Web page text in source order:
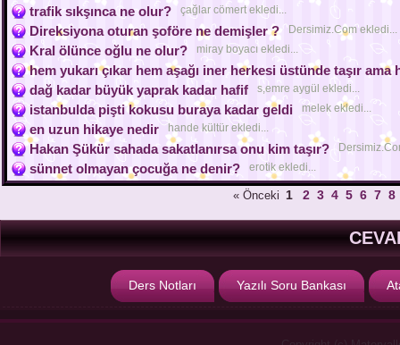
trafik sıkşınca ne olur? çağlar cömert ekledi...
Direksiyona oturan şoföre ne demişler ? Dersimiz.Com ekledi...
Kral ölünce oğlu ne olur? miray boyacı ekledi...
hem yukarı çıkar hem aşağı iner herkesi üstünde taşır
dağ kadar büyük yaprak kadar hafif
s,emre aygül ekledi...
istanbulda pişti kokusu buraya kadar geldi melek ekledi...
en uzun hikaye nedir hande kültür ekledi...
Hakan Şükür sahada sakatlanırsa onu kim taşır?
sünnet olmayan çocuğa ne denir? erotik ekledi...
« Önceki 1 2 3 4 5 6 7 8
Ders Notları Yazılı Soru Bankası